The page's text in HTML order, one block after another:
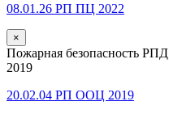
08.01.26 РП ПЦ 2022
×
Пожарная безопасность РПД
2019
20.02.04 РП ООЦ 2019